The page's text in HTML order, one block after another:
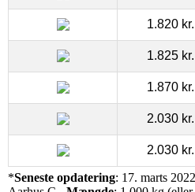
1.820 kr.
1.825 kr.
1.870 kr.
2.030 kr.
2.030 kr.
*Seneste opdatering: 17. marts